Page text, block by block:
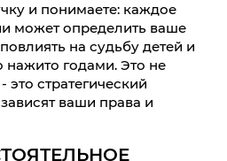
и понимаете: каждое
может определить ваше
на судьбу детей и
нажито годами. Это не
стратегический
ваши права и